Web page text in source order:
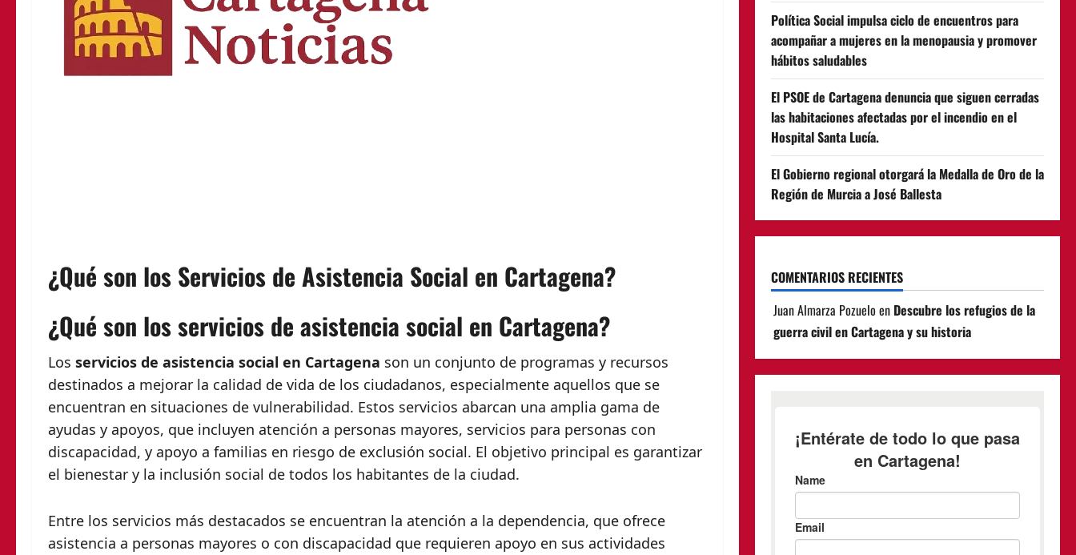
¿Qué son los Servicios de Asistencia Social en Cartagena?
¿Qué son los servicios de asistencia social en Cartagena?
Los servicios de asistencia social en Cartagena son un conjunto de programas y recursos
destinados a mejorar la calidad de vida de los ciudadanos, especialmente aquellos que se
encuentran en situaciones de vulnerabilidad. Estos servicios abarcan una amplia gama de
ayudas y apoyos, que incluyen atención a personas mayores, servicios para personas con
discapacidad, y apoyo a familias en riesgo de exclusión social. El objetivo principal es garantizar
el bienestar y la inclusión social de todos los habitantes de la ciudad.
Entre los servicios más destacados se encuentran la atención a la dependencia, que ofrece
asistencia a personas mayores o con discapacidad que requieren apoyo en sus actividades
Política Social impulsa ciclo de encuentros para
acompañar a mujeres en la menopausia y promover
hábitos saludables
El PSOE de Cartagena denuncia que siguen cerradas
las habitaciones afectadas por el incendio en el
Hospital Santa Lucía.
El Gobierno regional otorgará la Medalla de Oro de la
Región de Murcia a José Ballesta
COMENTARIOS RECIENTES
Juan Almarza Pozuelo en Descubre los refugios de la
guerra civil en Cartagena y su historia